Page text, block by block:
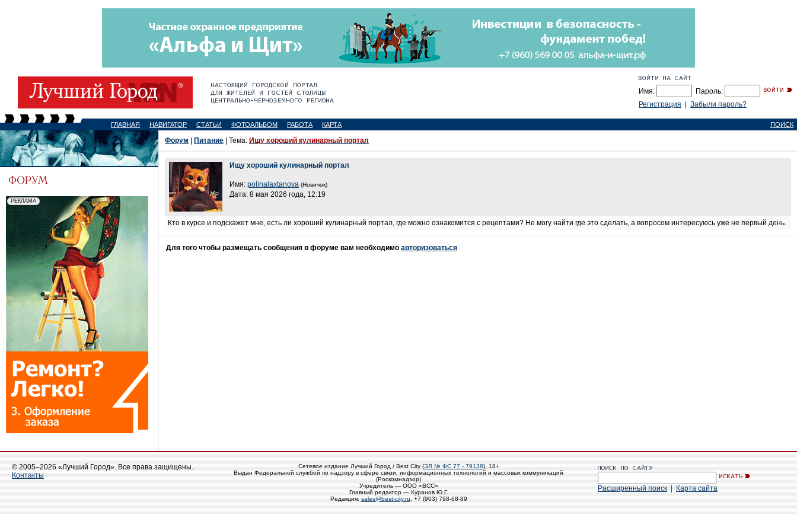
Имя:
Пароль:
Регистрация
Забыли пароль?
ГЛАВНАЯ НАВИГАТОР СТАТЬИ ФОТОАЛЬБОМ РАБОТА КАРТА ПОИСК
Форум Питание | Тема: Ищу хороший кулинарный портал
Ищу хороший кулинарный портал
Имя: polinalaxtanova (Новичок)
Дата: 8 мая 2026 года, 12:19
Кто в курсе и подскажет мне, есть ли хороший кулинарный портал, где можно ознакомится с рецептами? Не могу найти где это сделать, а вопросом интересуюсь уже не первый день.
Для того чтобы размещать сообщения в форуме вам необходимо авторизоваться
© 2005–2026 «Лучший Город». Все права защищены.
Контакты
Сетевое издание Лучший Город / Best City (ЭЛ № ФС 77 - 79138), 18+
Выдан Федеральной службой по надзору в сфере связи, информационных технологий и массовых коммуникаций
(Роскомнадзор)
Учредитель — ООО «ВСС»
Главный редактор — Куранов Ю.Г.
Редакция: sales@best-city.ru , +7 (903) 798-68-89
Расширенный поиск Карта сайта